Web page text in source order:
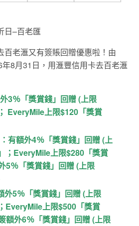
日–百老匯
百老滙又有簽賬回贈優惠啦！由
8月31日，用滙豐信用卡去百老滙
3％「獎賞錢」回贈 (上限
EveryMile上限$120「獎賞
有額外4％「獎賞錢」回贈 (上
；EveryMile上限$280「獎賞
5％「獎賞錢」回贈 (上限
外5％「獎賞錢」回贈 (上限
EveryMile上限$500「獎賞
額外6％「獎賞錢」回贈 (上限